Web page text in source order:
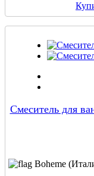
Смеситель для
Boheme